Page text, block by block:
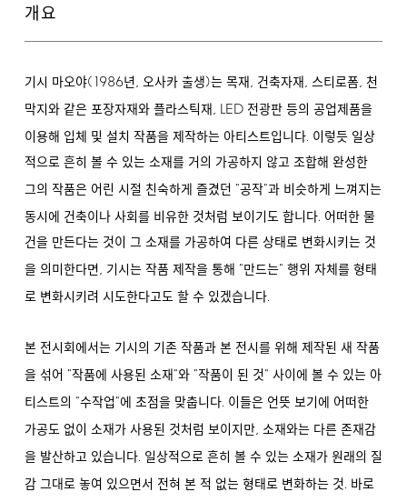
개요
기시 마오야(1986년, 오사카 출생)는 목재, 건축자재, 스티로폼, 천
막지와 같은 포장자재와 플라스틱재, LED전광판 등의 공업제품을
이용해 입체 및 설치 작품을 제작하는 아티스트입니다. 이렇듯 일상
적으로 흔히 볼 수 있는 소재를 거의 가공하지 않고 조합해 완성한
그의 작품은 어린 시절 친숙하게 즐겼던 "공작"과 비슷하게 느껴지는
동시에 건축이나 사회를 비유한 것처럼 보이기도 합니다. 어떠한 물
건을 만든다는 것이 그 소재를 가공하여 다른 상태로 변화시키는 것
을 의미한다면, 기시는 작품 제작을 통해 "만드는" 행위 자체를 형태
로 변화시키려 시도한다고도 할 수 있겠습니다.
본 전시회에서는 기시의 기존 작품과 본 전시를 위해 제작된 새 작품
을 섞어 "작품에 사용된 소재"와 "작품이 된 것" 사이에 볼 수 있는 아
티스트의 "수작업"에 초점을 맞춥니다. 이들은 언뜻 보기에 어떠한
가공도 없이 소재가 사용된 것처럼 보이지만, 소재와는 다른 존재감
을 발산하고 있습니다. 일상적으로 흔히 볼 수 있는 소재가 원래의 질
감 그대로 놓여 있으면서 전혀 본 적 없는 형태로 변화하는 것. 바로